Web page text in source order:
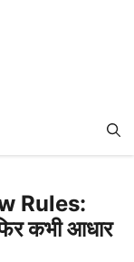
Rules:
कभी आधार